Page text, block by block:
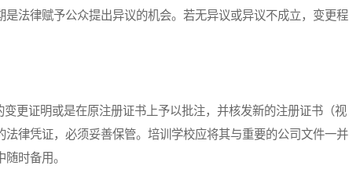
法律赋予公众提出异议的机会。若无异议或异议不成立，变更程
证明或是在原注册证书上予以批注，并核发新的注册证书（视
律凭证，必须妥善保管。培训学校应将其与重要的公司文件一并
时备用。